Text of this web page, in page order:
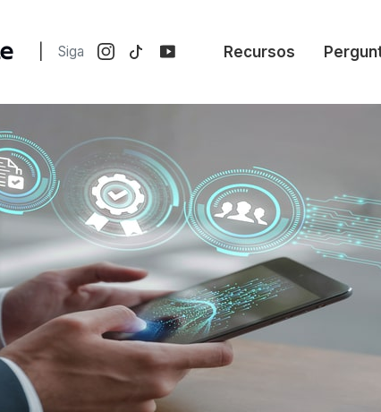
Siga Recursos